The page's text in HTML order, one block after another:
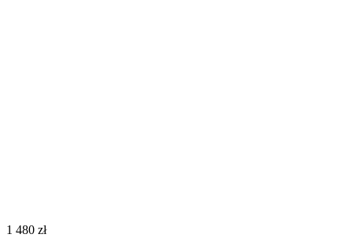
‍1 480‍ zł